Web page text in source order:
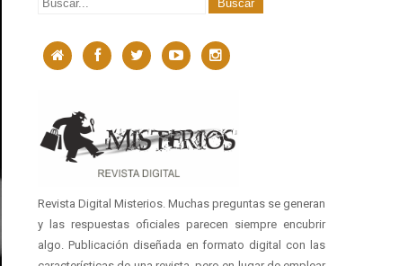
Revista Digital Misterios. Muchas preguntas se generan
y las respuestas oficiales parecen siempre encubrir
algo. Publicación diseñada en formato digital con las